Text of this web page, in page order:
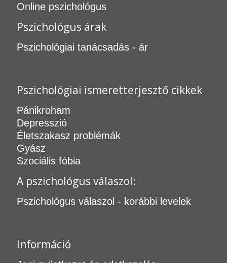
Online pszichológus
Pszichológus árak
Pszichológiai tanácsadás - ár
Pszichológiai ismeretterjesztő cikkek
Pánikroham
Depresszió
Életszakasz problémák
Gyász
Szociális fóbia
A pszichológus válaszol:
Pszichológus válaszol - korábbi levelek
Információ